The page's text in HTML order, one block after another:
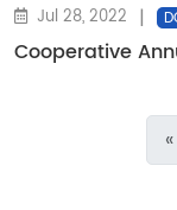
Jul 28, 2022 |
Cooperative
«